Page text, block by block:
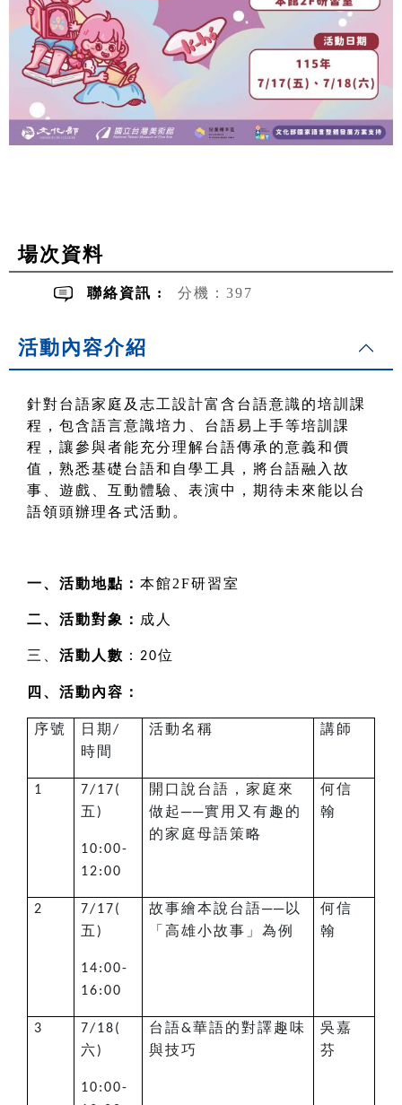
場次資料
聯絡資訊 : 分機：397
活動內容介紹
針對台語家庭及志工設計富含台語意識的培訓課
程，包含語言意識培力、台語易上手等培訓課
程，讓參與者能充分理解台語傳承的意義和價
值，熟悉基礎台語和自學工具，將台語融入故
事、遊戲、互動體驗、表演中，期待未來能以台
語領頭辦理各式活動。
一、活動地點： 本館2F研習室
二、活動對象： 成人
三、 活動人數 ： 20位
四、活動內容：
序號 日期 /
時間
活動名稱 講師
1 7/17(
五 )
10:00-
12:00
開口說台語，家庭來
做起──實用又有趣的
的家庭母語策略
何信
翰
2 7/17(
五 )
14:00-
16:00
故事繪本說台語──以
「高雄小故事」為例
何信
翰
3 7/18(
六)
10:00-
台語&華語的對譯趣味
與技巧
吳嘉
芬